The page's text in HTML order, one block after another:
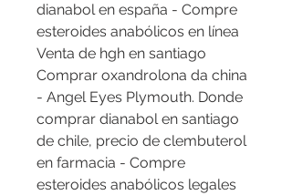
dianabol en españa - Compre
esteroides anabólicos en línea
Venta de hgh en santiago
Comprar oxandrolona da china
- Angel Eyes Plymouth. Donde
comprar dianabol en santiago
de chile, precio de clembuterol
en farmacia - Compre
esteroides anabólicos legales